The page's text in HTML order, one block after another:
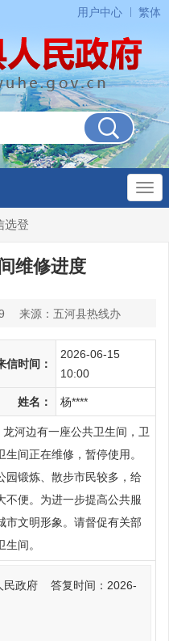
用户中心 繁体
选登
维修进度
来源：五河县热线办
信时间：
2026-06-15
10:00
姓名： 杨****
龙河边有一座公共卫生间，卫
间正在维修，暂停使用。
园锻炼、散步市民较多，给
不便。为进一步提高公共服
市文明形象。请督促有关部
间。
民政府 答复时间：2026-